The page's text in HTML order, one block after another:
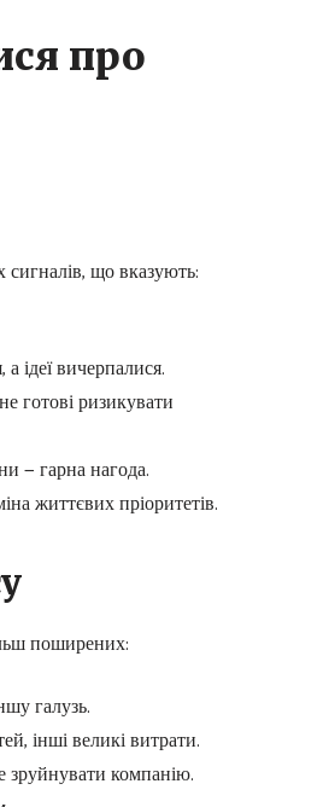
про
що вказують:
ідеї вичерпалися.
готові ризикувати
— гарна нагода.
життєвих пріоритетів.
поширених:
галузь.
інші великі витрати.
компанію.